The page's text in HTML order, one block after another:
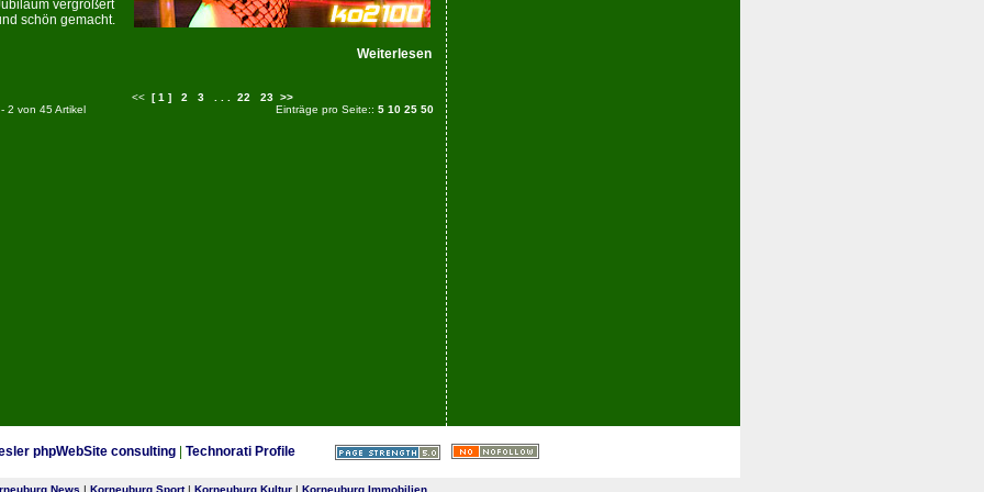
vergrößert
schön gemacht.
Weiterlesen
<< [ 1 ] 2 3 22 23 >>
- 2 von 45 Artikel
Einträge pro Seite:: 5 10 25 50
phpWebSite consulting Technorati Profile
News | Korneuburg Sport| Korneuburg Kultur | Korneuburg Immobilien